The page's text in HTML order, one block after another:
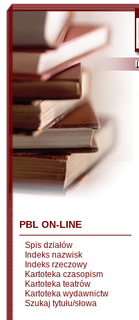
PBL ON-LINE
Spis działów
Indeks nazwisk
Indeks rzeczowy
Kartoteka czasopism
Kartoteka teatrów
Kartoteka wydawnictw
Szukaj tytułu/słowa